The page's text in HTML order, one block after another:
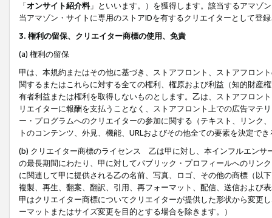
「オンサイト紹介料」といいます。）を獲得します。該当するアマゾ
当アマゾン・サイトに専用のストアIDを有するクリエイターとして登
3. 権利の留保、クリエイター商標の使用、免責
(a) 権利の留保
甲は、本規約またはその他に基づき、ストアフロント、ストアフロン
関するまたはこれらに対する全ての権利、権原および利益（知的財産
有者利益または権利を取得しないものとします。乙は、ストアフロン
リエイターに報酬を支払うことなく、ストアフロント上での広告マテ
ー・プログラムへのクリエイターの参加に関する（テキスト、リンク
トのコンテンツ、外見、機能、URLおよびその他全ての要素を決定で
(b) クリエイター商標のライセンス 乙は甲に対し、本インフルエンサ
の最長期間にわたり、甲に対してパブリック・プロフィールへのリン
に関連して甲に提供される乙の名前、写真、ロゴ、その他の商標（以
複製、再生、翻案、翻訳、引用、再フォーマット、配信、送信および
甲はクリエイター商標についてクリエイターが提供した形状から変更
ーマットまたはサイズ変更を目的とする場合を除きます。）